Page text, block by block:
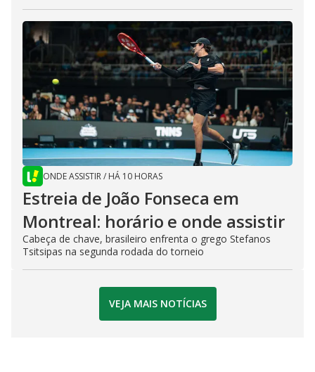
ONDE ASSISTIR/ HÁ 10 HORAS
Estreia de João Fonseca em
Montreal: horário e onde assistir
Cabeça de chave, brasileiro enfrenta o grego Stefanos
Tsitsipas na segunda rodada do torneio
VEJA MAIS NOTÍCIAS